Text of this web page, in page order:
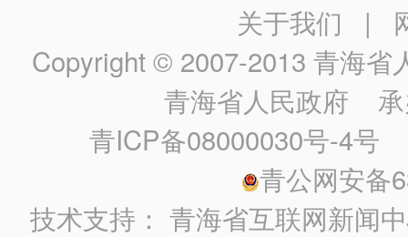
关于我们 |
Copyright © 2007-2013 青海省
青海省人民政府 承
青ICP备08000030号-4号
青公网安备
技术支持：青海省互联网新闻